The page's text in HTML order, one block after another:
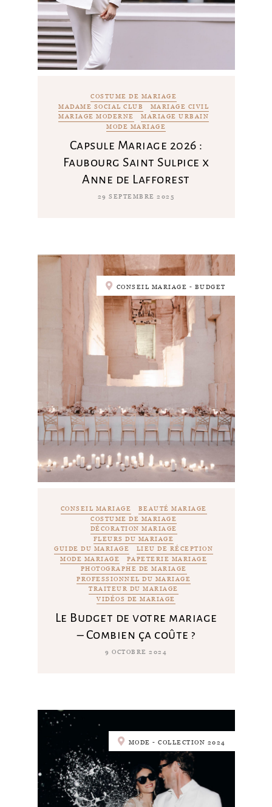
COSTUME DE MARIAGE
MADAME SOCIAL CLUB
MARIAGE CIVIL
MARIAGE MODERNE
MARIAGE URBAIN
MODE MARIAGE
Capsule Mariage 2026 :
Faubourg Saint Sulpice x
Anne de Lafforest
29 SEPTEMBRE 2025
CONSEIL MARIAGE - BUDGET
CONSEIL MARIAGE
BEAUTÉ MARIAGE
COSTUME DE MARIAGE
DÉCORATION MARIAGE
FLEURS DU MARIAGE
GUIDE DU MARIAGE
LIEU DE RÉCEPTION
MODE MARIAGE
PAPETERIE MARIAGE
PHOTOGRAPHE DE MARIAGE
PROFESSIONNEL DU MARIAGE
TRAITEUR DU MARIAGE
VIDÉOS DE MARIAGE
Le Budget de votre mariage
– Combien ça coûte ?
9 OCTOBRE 2024
MODE - COLLECTION 2024